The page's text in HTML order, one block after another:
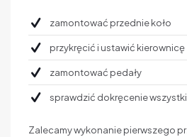
zamontować przednie koło
przykręcić i ustawić kierownicę
zamontować pedały
sprawdzić dokręcenie
Zalecamy wykonanie pierwszego